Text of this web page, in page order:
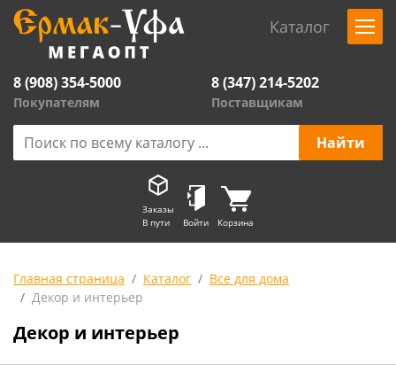
Каталог
8 (908) 354-5000
Покупателям
8 (347) 214-5202
Поставщикам
Заказы
В пути
Войти Корзина
Главная страница Каталог
Все для дома
Декор и интерьер
Декор и интерьер